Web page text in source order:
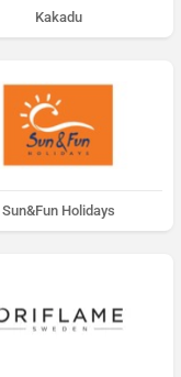
Kakadu
Sun&Fun Holidays